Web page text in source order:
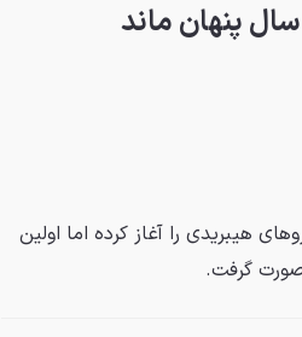
هیبریدی را آغاز کرده اما اولین
گرفت.